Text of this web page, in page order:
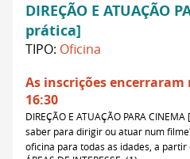
DIREÇÃO E ATUAÇÃO
prática]
TIPO: Oficina
As inscrições encerraram
16:30
DIREÇÃO E ATUAÇÃO PARA
saber para dirigir ou atuar num
oficina para todas as idades, a partir